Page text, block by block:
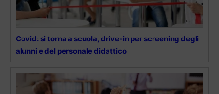
Covid: si torna a scuola, drive-in per screening degli
alunni e del personale didattico